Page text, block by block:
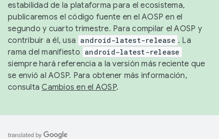
estabilidad de la plataforma para el ecosistema,
publicaremos el código fuente en el AOSP en el
segundo y cuarto trimestre. Para compilar el AOSP y
contribuir a él, usa android-latest-release . La
rama del manifiesto android-latest-release
siempre hará referencia a la versión más reciente que
se envió al AOSP. Para obtener más información,
consultaCambios en el AOSP.